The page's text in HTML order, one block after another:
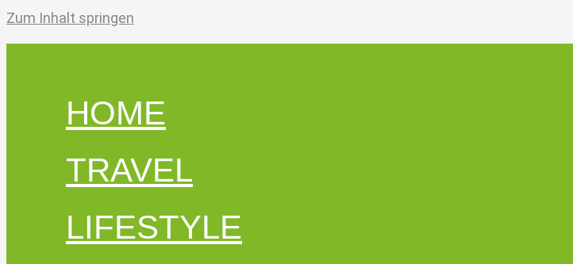
Zum Inhalt springen
HOME
TRAVEL
LIFESTYLE